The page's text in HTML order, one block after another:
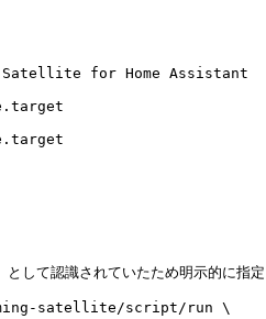
Satellite for Home Assistant
て認識されていたため明示的に指定
satellite/script/run \